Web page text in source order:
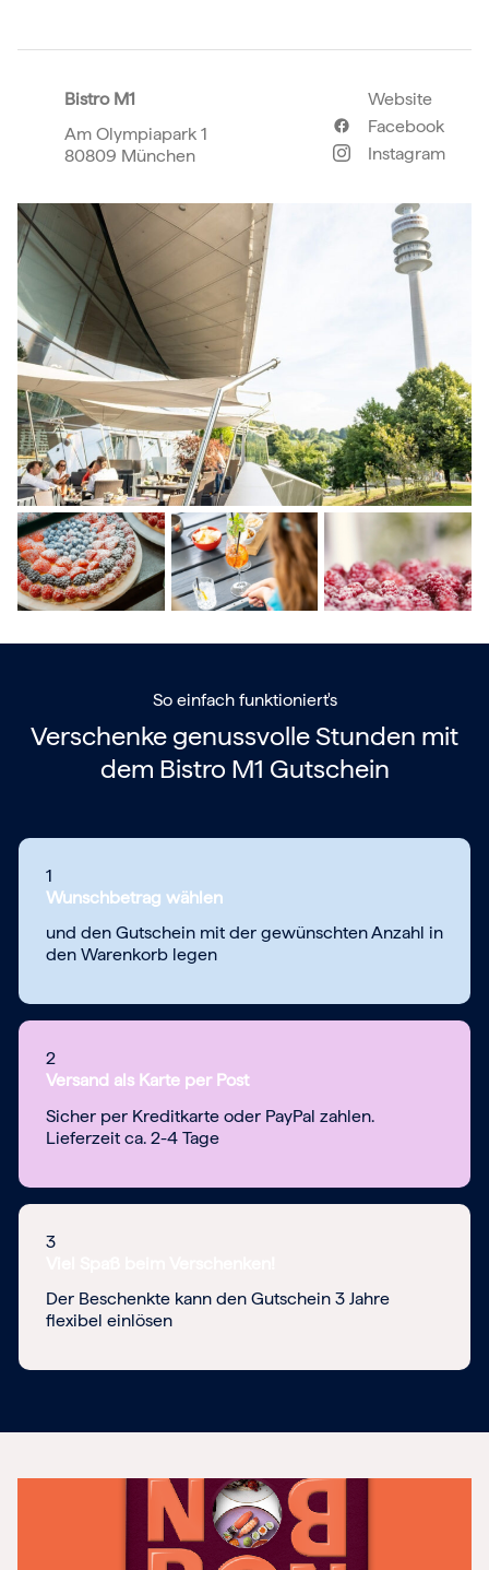
Bistro M1
Am Olympiapark 1
80809 München
Website
Facebook
Instagram
So einfach funktioniert's
Verschenke genussvolle Stunden mit
dem Bistro M1 Gutschein
1
Wunschbetrag wählen
und den Gutschein mit der gewünschten Anzahl in
den Warenkorb legen
2
Versand als Karte per Post
Sicher per Kreditkarte oder PayPal zahlen.
Lieferzeit ca. 2-4 Tage
3
Der Beschenkte kann den Gutschein 3 Jahre
flexibel einlösen